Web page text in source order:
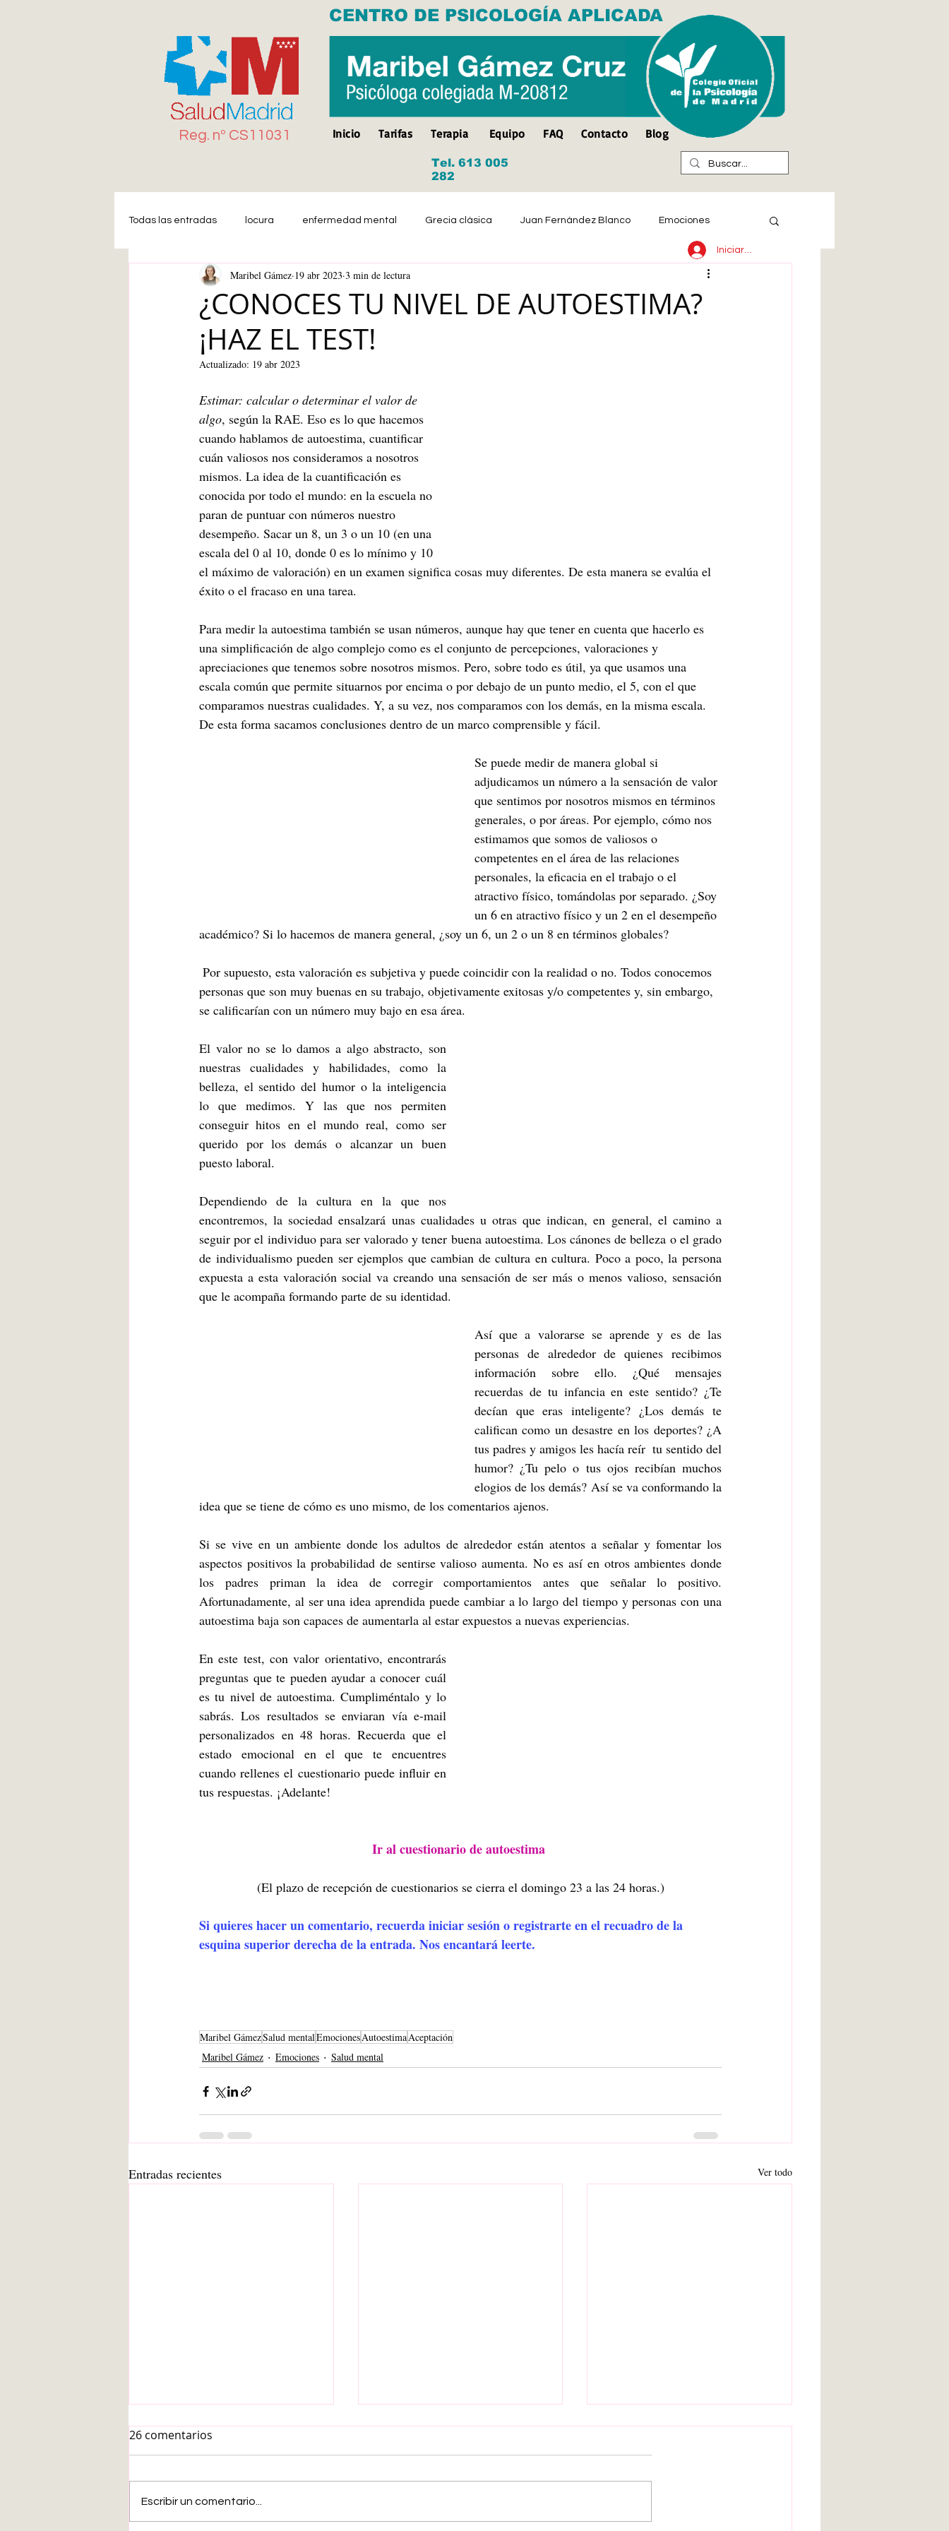
CENTRO DE PSICOLOGÍA APLICADA
Reg. nº CS11031 Inicio Tarifas Terapia Equipo FAQ Contacto Blog
Tel. 613 005
282
Todas las entradas locura enfermedad mental Grecia clásica Juan Fernández Blanco Emociones
Estrés Ansiedad Suicidio Discapacidad
Blanca de la Torre Fernández Maribel Gámez
Desarrollo infantil Transgénero Cambio de sexo
¿CONOCES TU NIVEL DE AUTOESTIMA?
¡HAZ EL TEST!
Maribel Gámez 19 abr 2023 3 min de lectura
Actualizado: 19 abr 2023
Estimar: calcular o determinar el valor de
algo, según la RAE. Eso es lo que hacemos
cuando hablamos de autoestima, cuantificar
cuán valiosos nos consideramos a nosotros
mismos. La idea de la cuantificación es
conocida por todo el mundo: en la escuela no
paran de puntuar con números nuestro
desempeño. Sacar un 8, un 3 o un 10 (en una
escala del 0 al 10, donde 0 es lo mínimo y 10
el máximo de valoración) en un examen significa cosas muy diferentes. De esta manera se evalúa el
éxito o el fracaso en una tarea.
Para medir la autoestima también se usan números, aunque hay que tener en cuenta que hacerlo es
una simplificación de algo complejo como es el conjunto de percepciones, valoraciones y
apreciaciones que tenemos sobre nosotros mismos. Pero, sobre todo es útil, ya que usamos una
escala común que permite situarnos por encima o por debajo de un punto medio, el 5, con el que
comparamos nuestras cualidades. Y, a su vez, nos comparamos con los demás, en la misma escala.
De esta forma sacamos conclusiones dentro de un marco comprensible y fácil.
Se puede medir de manera global si
adjudicamos un número a la sensación de valor
que sentimos por nosotros mismos en términos
generales, o por áreas. Por ejemplo, cómo nos
estimamos que somos de valiosos o
competentes en el área de las relaciones
personales, la eficacia en el trabajo o el
atractivo físico, tomándolas por separado. ¿Soy
un 6 en atractivo físico y un 2 en el desempeño
académico? Si lo hacemos de manera general, ¿soy un 6, un 2 o un 8 en términos globales?
personas que son muy buenas en su trabajo, objetivamente exitosas y/o competentes y, sin embargo,
se calificarían con un número muy bajo en esa área.
El valor no se lo damos a algo abstracto, son
nuestras cualidades y habilidades, como la
belleza, el sentido del humor o la inteligencia
lo que medimos. Y las que nos permiten
conseguir hitos en el mundo real, como ser
querido por los demás o alcanzar un buen
puesto laboral.
Dependiendo de la cultura en la que nos
encontremos, la sociedad ensalzará unas cualidades u otras que indican, en general, el camino a
seguir por el individuo para ser valorado y tener buena autoestima. Los cánones de belleza o el grado
de individualismo pueden ser ejemplos que cambian de cultura en cultura. Poco a poco, la persona
expuesta a esta valoración social va creando una sensación de ser más o menos valioso, sensación
que le acompaña formando parte de su identidad.
Así que a valorarse se aprende y es de las
personas de alrededor de quienes recibimos
información sobre ello. ¿Qué mensajes
recuerdas de tu infancia en este sentido? ¿Te
decían que eras inteligente? ¿Los demás te
califican como un desastre en los deportes? ¿A
tus padres y amigos les hacía reír  tu sentido del
humor? ¿Tu pelo o tus ojos recibían muchos
elogios de los demás? Así se va conformando la
idea que se tiene de cómo es uno mismo, de los comentarios ajenos.
Si se vive en un ambiente donde los adultos de alrededor están atentos a señalar y fomentar los
aspectos positivos la probabilidad de sentirse valioso aumenta. No es así en otros ambientes donde
los padres priman la idea de corregir comportamientos antes que señalar lo positivo.
Afortunadamente, al ser una idea aprendida puede cambiar a lo largo del tiempo y personas con una
autoestima baja son capaces de aumentarla al estar expuestos a nuevas experiencias.
En este test, con valor orientativo, encontrarás
preguntas que te pueden ayudar a conocer cuál
es tu nivel de autoestima. Cumpliméntalo y lo
sabrás. Los resultados se enviaran vía e-mail
personalizados en 48 horas. Recuerda que el
estado emocional en el que te encuentres
cuando rellenes el cuestionario puede influir en
tus respuestas. ¡Adelante!
Ir al cuestionario de autoestima
(El plazo de recepción de cuestionarios se cierra el domingo 23 a las 24 horas.)
Si quieres hacer un comentario, recuerda iniciar sesión o registrarte en el recuadro de la
esquina superior derecha de la entrada. Nos encantará leerte.
Maribel GámezSalud mentalEmocionesAutoestimaAceptación
Maribel Gámez
Emociones Salud mental
Entradas recientes Ver todo
26 comentarios
Escribir un comentario...
Iniciar sesión